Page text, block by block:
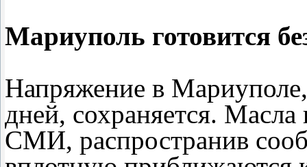
Мариуполь готовится
Напряжение в Мариуполе,
дней, сохраняется.
СМИ, распространив